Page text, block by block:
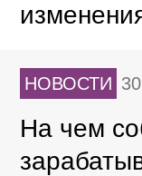
НОВОСТИ
На чем